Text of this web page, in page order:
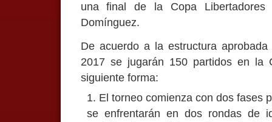
una final de la Copa Libertadores
Domínguez.
De acuerdo a la estructura
2017 se jugarán 150 partidos en la
siguiente forma:
El torneo comienza con dos fases
se enfrentarán en dos rondas de